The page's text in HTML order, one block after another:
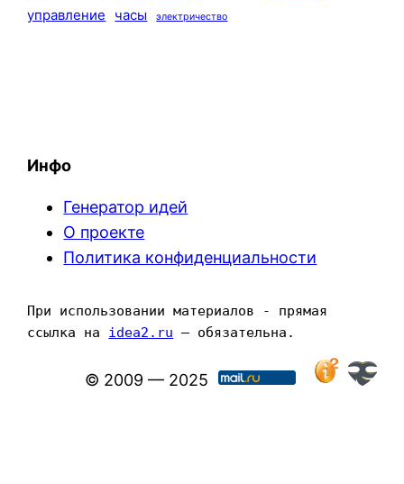
управление часы электричество
Инфо
Генератор идей
О проекте
Политика конфиденциальности
При использовании материалов - прямая
ссылка на idea2.ru — обязательна.
© 2009 — 2025